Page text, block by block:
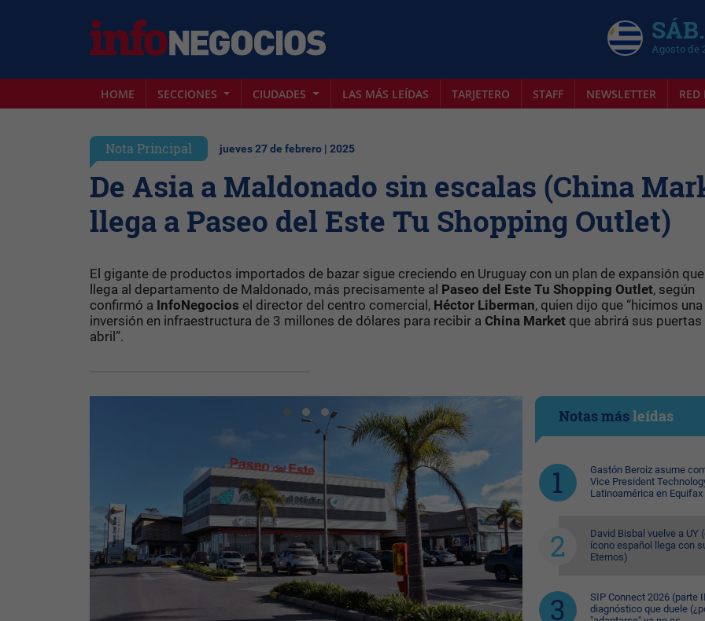
Agosto de
HOME SECCIONES CIUDADES LAS MÁS LEÍDAS TARJETERO STAFF NEWSLETTER
Nota Principal jueves 27 de febrero | 2025
De Asia a Maldonado sin escalas (China
llega a Paseo del Este Tu Shopping Outlet)
El gigante de productos importados de bazar sigue creciendo en Uruguay con un plan de expansión
llega al departamento de Maldonado, más precisamente al Paseo del Este Tu Shopping Outlet, según
confirmó a InfoNegocios el director del centro comercial, Héctor Liberman, quien dijo que “hicimos una
inversión en infraestructura de 3 millones de dólares para recibir a China Market que abrirá sus puertas
abril”.
Notas másleídas
Gastón Beroiz asume
Vice President
Latinoamérica en Equifax
David Bisbal vuelve a UY
ícono español llega con
Eternos)
SIP Connect 2026 (parte
diagnóstico que duele